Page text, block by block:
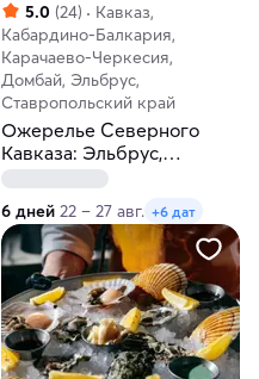
5.0 (24)
Кавказ,
Кабардино-Балкария,
Карачаево-Черкесия,
Домбай, Эльбрус,
Ставропольский край
Ожерелье Северного
Кавказа: Эльбрус,
Домбай, Чегем,
источники. Бизнес-отель
6 дней 22 – 27 авг. +6 дат